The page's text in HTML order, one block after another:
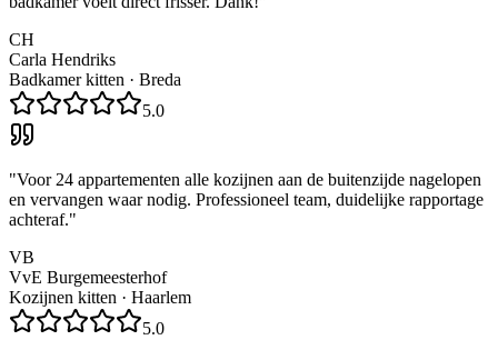
CH
Carla Hendriks
Badkamer kitten · Breda
5.0
"Voor 24 appartementen alle kozijnen aan de buitenzijde nagelopen
en vervangen waar nodig. Professioneel team, duidelijke rapportage
achteraf."
VB
VvE Burgemeesterhof
Kozijnen kitten · Haarlem
5.0